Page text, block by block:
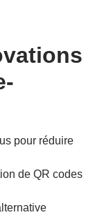
pour réduire
de QR codes